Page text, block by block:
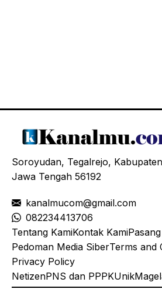
Soroyudan, Tegalrejo,
Jawa Tengah 56192
kanalmucom@gmail.com
082234413706
Tentang KamiKontak Kami
Pedoman Media SiberTerms and
Privacy Policy
NetizenPNS dan PPPKUnik